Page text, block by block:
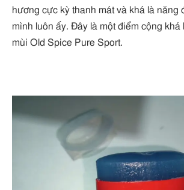
hương cực kỳ thanh mát và khá là năng
mình luôn ấy. Đây là một điểm cộng khá
mùi Old Spice Pure Sport.